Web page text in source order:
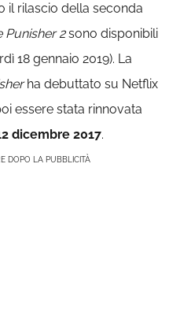
il rilascio della seconda
Punisher 2sono disponibili
18 gennaio 2019). La
ha debuttato su Netflix
essere stata rinnovata
dicembre 2017.
DOPO LA PUBBLICITÀ